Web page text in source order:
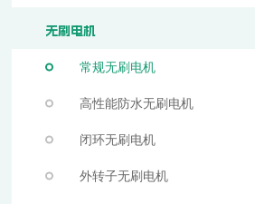
无刷电机
常规无刷电机
高性能防水无刷电机
闭环无刷电机
外转子无刷电机